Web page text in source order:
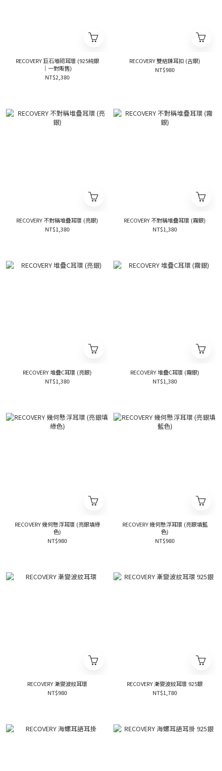
RECOVERY 巨石堆砌耳環 (925純銀
｜一對販售)
NT$2,380
RECOVERY 雙結鍊耳扣 (古銀)
NT$980
RECOVERY 不對稱堆疊耳環 (亮銀)
NT$1,380
RECOVERY 不對稱堆疊耳環 (霧銀)
NT$1,380
RECOVERY 堆疊C耳環 (亮銀)
NT$1,380
RECOVERY 堆疊C耳環 (霧銀)
NT$1,380
RECOVERY 幾何懸浮耳環 (亮銀填綠
色)
NT$980
RECOVERY 幾何懸浮耳環 (亮銀填藍
色)
NT$980
RECOVERY 漸變波紋耳環
NT$980
RECOVERY 漸變波紋耳環 925銀
NT$1,780